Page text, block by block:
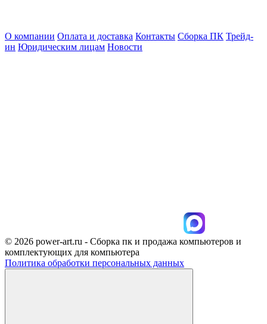
О компании Оплата и доставка Контакты Сборка ПК Трейд-
ин Юридическим лицам Новости
© 2026 power-art.ru - Сборка пк и продажа компьютеров и
комплектующих для компьютера
Политика обработки персональных данных